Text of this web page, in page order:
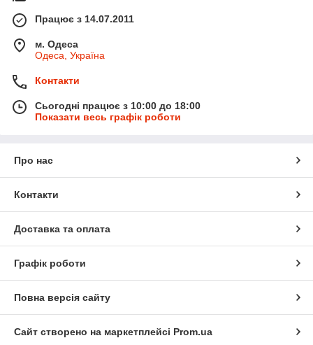
Працює з 14.07.2011
м. Одеса
Одеса, Україна
Контакти
Сьогодні працює з 10:00 до 18:00
Показати весь графік роботи
Про нас
Контакти
Доставка та оплата
Графік роботи
Повна версія сайту
Сайт створено на маркетплейсі Prom.ua